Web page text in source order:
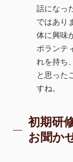
話になっ
ではあり
体に興味
ボランテ
れを持ち
と思った
すね。
初期研
お聞か